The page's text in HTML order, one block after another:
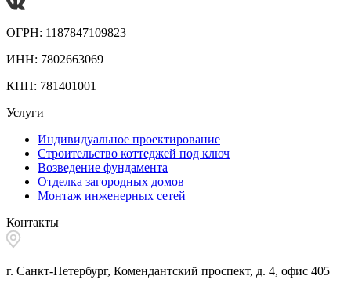
ОГРН: 1187847109823
ИНН: 7802663069
КПП: 781401001
Услуги
Индивидуальное проектирование
Строительство коттеджей под ключ
Возведение фундамента
Отделка загородных домов
Монтаж инженерных сетей
Контакты
г. Санкт-Петербург, Комендантский проспект, д. 4, офис 405